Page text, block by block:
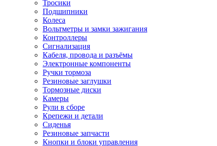
Тросики
Подшипники
Колеса
Вольтметры и замки зажигания
Контроллеры
Сигнализация
Кабеля, провода и разъёмы
Электронные компоненты
Ручки тормоза
Резиновые заглушки
Тормозные диски
Камеры
Рули в сборе
Крепежи и детали
Сиденья
Резиновые запчасти
Кнопки и блоки управления